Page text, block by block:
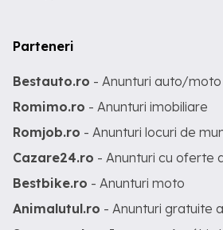
Parteneri
Bestauto.ro - Anunturi auto/moto
Romimo.ro - Anunturi imobiliare
Romjob.ro - Anunturi locuri de
Cazare24.ro - Anunturi cu oferte
Bestbike.ro - Anunturi moto
Animalutul.ro - Anunturi gratuite